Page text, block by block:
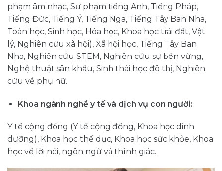
phạm âm nhạc, Sư phạm tiếng Anh, Tiếng Pháp,
Tiếng Đức, Tiếng Ý, Tiếng Nga, Tiếng Tây Ban Nha,
Toán học, Sinh học, Hóa học, Khoa học trái đất, Vật
lý, Nghiên cứu xã hội), Xã hội học, Tiếng Tây Ban
Nha, Nghiên cứu STEM, Nghiên cứu sự bền vững,
Nghệ thuật sân khấu, Sinh thái học đô thị, Nghiên
cứu về phụ nữ.
Khoa ngành nghề y tế và dịch vụ con người:
Y tế cộng đồng (Y tế cộng đồng, Khoa học dinh
dưỡng), Khoa học thể dục, Khoa học sức khỏe, Khoa
học về lời nói, ngôn ngữ và thính giác.